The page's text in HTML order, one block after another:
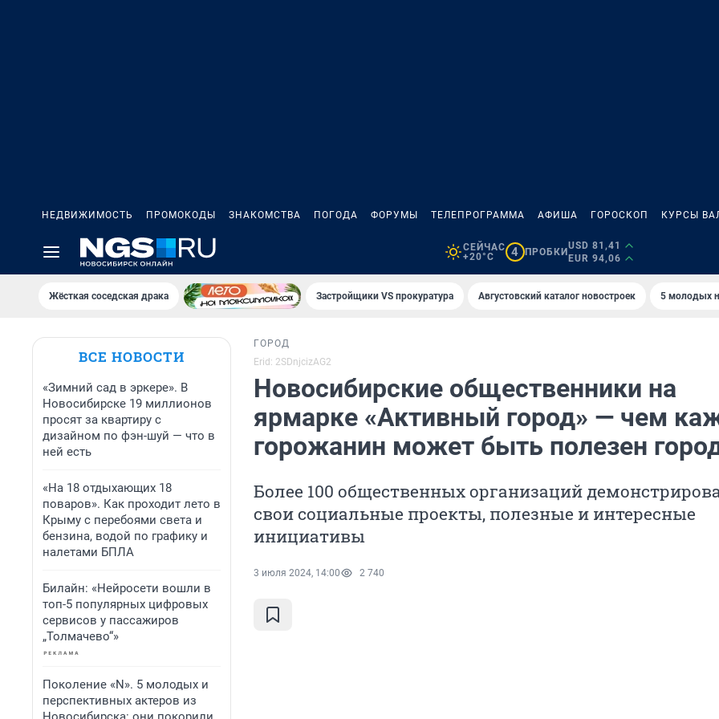
НЕДВИЖИМОСТЬ ПРОМОКОДЫ ЗНАКОМСТВА ПОГОДА ФОРУМЫ ТЕЛЕПРОГРАММА АФИША ГОРОСКОП КУРСЫ
СЕЙЧАС
+20°C
4 ПРОБКИ
USD 81,41
EUR 94,06
Жёсткая соседская драка Застройщики VS прокуратура Августовский каталог новостроек 5 молодых
ВСЕ НОВОСТИ
«Зимний сад в эркере». В
Новосибирске 19 миллионов
просят за квартиру с
дизайном по фэн-шуй — что в
ней есть
«На 18 отдыхающих 18
поваров». Как проходит лето в
Крыму с перебоями света и
бензина, водой по графику и
налетами БПЛА
Билайн: «Нейросети вошли в
топ-5 популярных цифровых
сервисов у пассажиров
„Толмачево“»
Поколение «N». 5 молодых и
перспективных актеров из
ГОРОД
Erid: 2SDnjcizAG2
Новосибирские общественники на
ярмарке «Активный город» — чем
горожанин может быть полезен
Более 100 общественных организаций
свои социальные проекты, полезные и интересные
инициативы
3 июля 2024, 14:00 2 740